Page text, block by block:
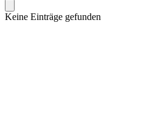
Keine Einträge gefunden